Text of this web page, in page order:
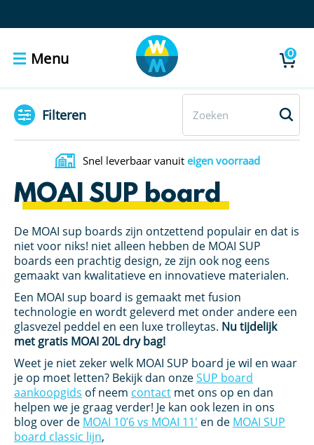
Menu 0
Filteren
Snel leverbaar vanuit eigen voorraad
MOAI SUP board
De MOAI sup boards zijn ontzettend populair en dat is
niet voor niks! niet alleen hebben de MOAI SUP
boards een prachtig design, ze zijn ook nog eens
gemaakt van kwalitatieve en innovatieve materialen.
Een MOAI sup board is gemaakt met fusion
technologie en wordt geleverd met onder andere een
glasvezel peddel en een luxe trolleytas. Nu tijdelijk
met gratis MOAI 20L dry bag!
Weet je niet zeker welk MOAI SUP board je wil en waar
je op moet letten? Bekijk dan onzeSUP board
aankoopgids of neem contact met ons op en dan
helpen we je graag verder! Je kan ook lezen in ons
blog over de MOAI 10’6 vs MOAI 11′ en de MOAI SUP
board classic lijn,